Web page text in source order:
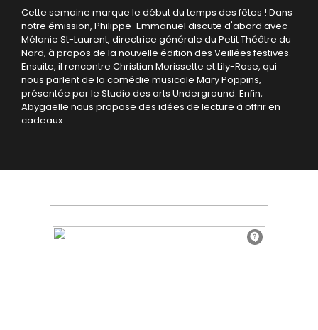
Cette semaine marque le début du temps des fêtes ! Dans
notre émission, Philippe-Emmanuel discute d'abord avec
Mélanie St-Laurent, directrice générale du Petit Théâtre du
Nord, à propos de la nouvelle édition des Veillées festives.
Ensuite, il rencontre Christian Morissette et Lily-Rose, qui
nous parlent de la comédie musicale Mary Poppins,
présentée par le Studio des arts Underground. Enfin,
Abygaëlle nous propose des idées de lecture à offrir en
cadeaux.